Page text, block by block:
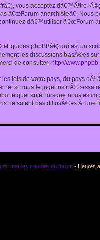
vous acceptez dâ€™Ãªtre
â€œForum anarchisteâ€. Nous
dâ€™utiliser â€œForum
phpBBâ€) qui est un
les discussions basÃ©es
de consulter: http://
lois de votre pays, du pays
si nous le jugeons
quel sujet lorsque nous
ne soient pas diffusÃ©es Ã une
les cookies du forum • Heures